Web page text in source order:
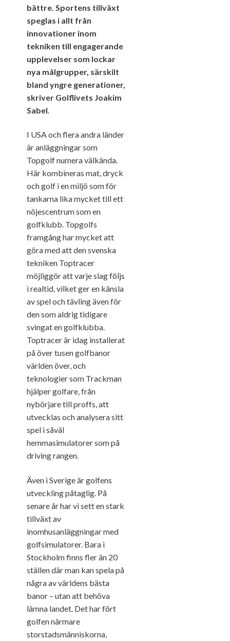
bättre. Sportens tillväxt
speglas i allt från
innovationer inom
tekniken till engagerande
upplevelser som lockar
nya målgrupper, särskilt
bland yngre generationer,
skriver Golflivets Joakim
Sabel
I USA och flera andra länder
är anläggningar som
Topgolf numera välkända.
Här kombineras mat, dryck
och golf i en miljö som för
tankarna lika mycket till ett
nöjescentrum som en
golfklubb. Topgolfs
framgång har mycket att
göra med att den svenska
tekniken Toptracer
möjliggör att varje slag följs
i realtid, vilket ger en känsla
av spel och tävling även för
den som aldrig tidigare
svingat en golfklubba.
Toptracer är idag installerat
på över tusen golfbanor
världen över, och
teknologier som Trackman
hjälper golfare, från
nybörjare till proffs, att
utvecklas och analysera sitt
spel i såväl
hemmasimulatorer som på
driving rangen.
Även i Sverige är golfens
utveckling påtaglig. På
senare år har vi sett en stark
tillväxt av
inomhusanläggningar med
golfsimulatorer. Bara i
Stockholm finns fler än 20
ställen där man kan spela på
några av världens bästa
banor – utan att behöva
lämna landet. Det har fört
golfen närmare
storstadsmänniskorna,